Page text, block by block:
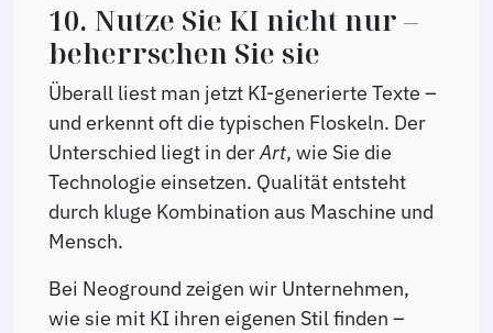
10. Nutze Sie KI nicht nur –
beherrschen Sie sie
Überall liest man jetzt KI-generierte Texte –
und erkennt oft die typischen Floskeln. Der
Unterschied liegt in derArt, wie Sie die
Technologie einsetzen. Qualität entsteht
durch kluge Kombination aus Maschine und
Mensch.
Bei Neoground zeigen wir Unternehmen,
wie sie mit KI ihren eigenen Stil finden –